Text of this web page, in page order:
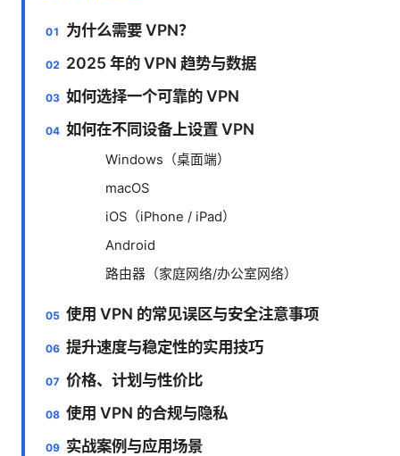
为什么需要 VPN？
2025 年的 VPN 趋势与数据
如何选择一个可靠的 VPN
如何在不同设备上设置 VPN
Windows（桌面端）
macOS
iOS（iPhone / iPad）
Android
路由器（家庭网络/办公室网络）
使用 VPN 的常见误区与安全注意事项
提升速度与稳定性的实用技巧
价格、计划与性价比
使用 VPN 的合规与隐私
实战案例与应用场景